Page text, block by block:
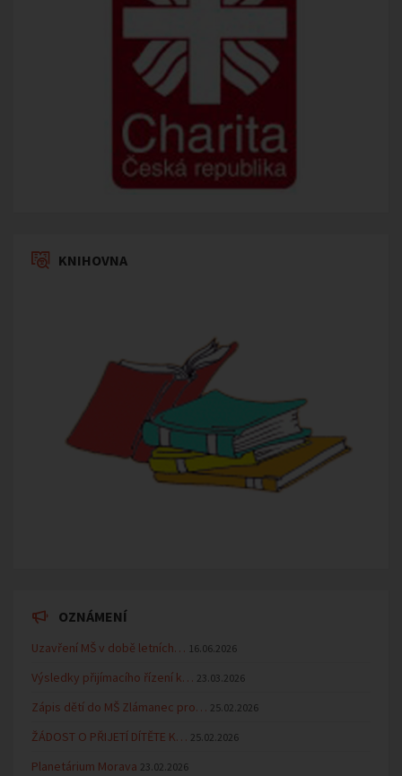
KNIHOVNA
OZNÁMENÍ
Uzavření MŠ v době letních… 16.06.2026
Výsledky přijímacího řízení k… 23.03.2026
Zápis dětí do MŠ Zlámanec pro… 25.02.2026
ŽÁDOST O PŘIJETÍ DÍTĚTE K… 25.02.2026
Planetárium Morava 23.02.2026